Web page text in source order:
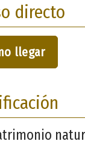
directo
llegar